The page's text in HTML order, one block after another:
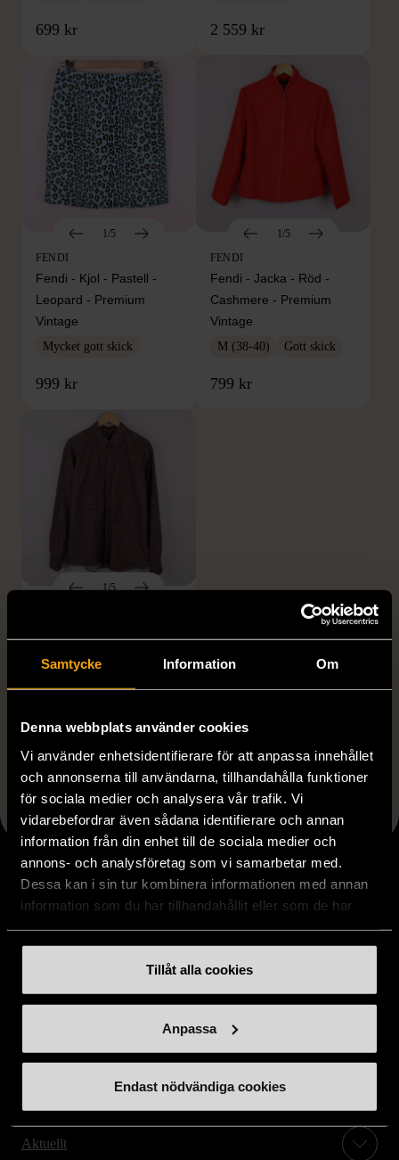
Samtycke Information Om
Denna webbplats använder cookies
Vi använder enhetsidentifierare för att anpassa innehållet
och annonserna till användarna, tillhandahålla funktioner
för sociala medier och analysera vår trafik. Vi
vidarebefordrar även sådana identifierare och annan
information från din enhet till de sociala medier och
annons- och analysföretag som vi samarbetar med.
Dessa kan i sin tur kombinera informationen med annan
information som du har tillhandahållit eller som de har
Tillåt alla cookies
Anpassa
Endast nödvändiga cookies
699 kr 2 559 kr
1/5
FENDI
Fendi - Kjol - Pastell -
Leopard - Premium
Vintage
Mycket gott skick
999 kr
1/5
FENDI
Fendi - Jacka - Röd -
Cashmere - Premium
Vintage
M (38-40) Gott skick
799 kr
1/5
999 kr
Visar 5 av 5 produkter
Hitta till oss
Aktuellt